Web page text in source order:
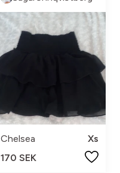
Chelsea
Xs
170 SEK